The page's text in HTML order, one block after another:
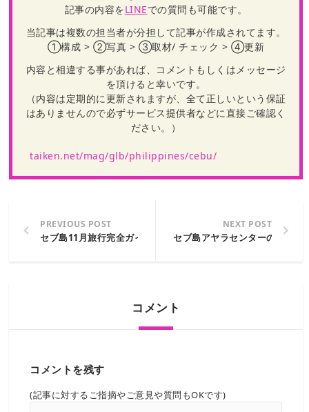
記事の内容をLINEでの質問も可能です。
当記事は複数の担当者が分担して記事が作成されてます。
①構成 > ②写真 > ③取材/ チェック > ④更新
内容と相違する事があれば、コメントもしくはメッセージ
を頂けると幸いです。
（内容は定期的に更新されますが、全て正しいという保証
はありませんので必ずサービス提供者などに直接ご確認く
ださい。）
taiken.net/mag/glb/philippines/cebu/
PREVIOUS POST
セブ島11月旅行完全ガイド：気候、観光スポット、グルメ情報
NEXT POST
セブ島アヤラセンターのスタバ
コメント
コメントを残す
(記事に対するご指摘やご意見や質問もOKです)